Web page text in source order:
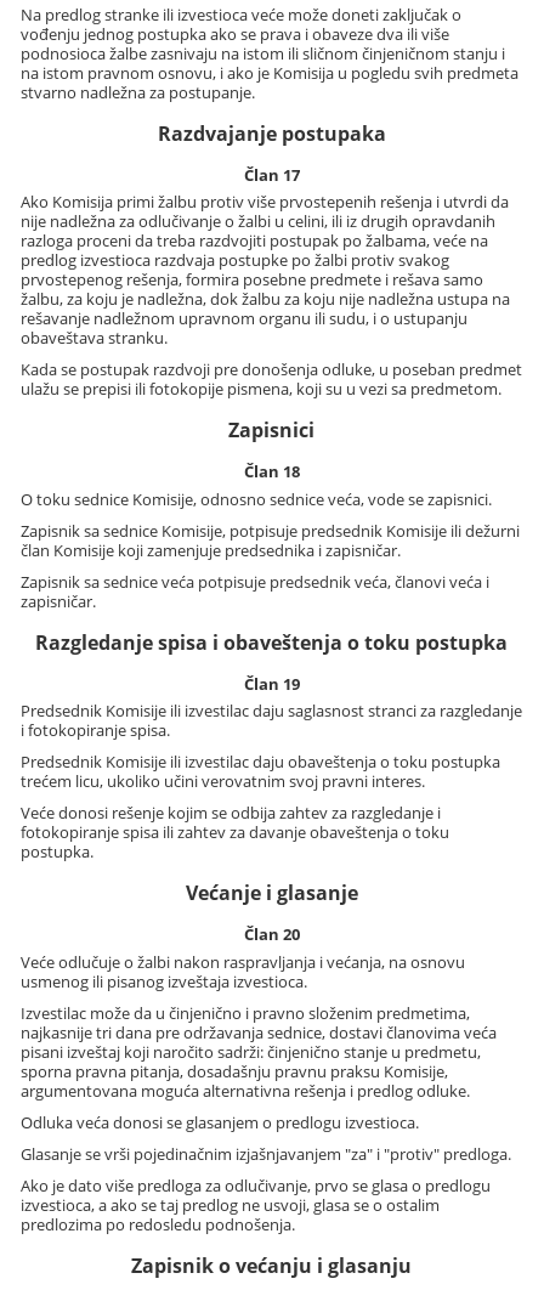
Na predlog stranke ili izvestioca veće može doneti zaključak o
vođenju jednog postupka ako se prava i obaveze dva ili više
podnosioca žalbe zasnivaju na istom ili sličnom činjeničnom stanju i
na istom pravnom osnovu, i ako je Komisija u pogledu svih predmeta
stvarno nadležna za postupanje.
Razdvajanje postupaka
Član 17
Ako Komisija primi žalbu protiv više prvostepenih rešenja i utvrdi da
nije nadležna za odlučivanje o žalbi u celini, ili iz drugih opravdanih
razloga proceni da treba razdvojiti postupak po žalbama, veće na
predlog izvestioca razdvaja postupke po žalbi protiv svakog
prvostepenog rešenja, formira posebne predmete i rešava samo
žalbu, za koju je nadležna, dok žalbu za koju nije nadležna ustupa na
rešavanje nadležnom upravnom organu ili sudu, i o ustupanju
obaveštava stranku.
Kada se postupak razdvoji pre donošenja odluke, u poseban predmet
ulažu se prepisi ili fotokopije pismena, koji su u vezi sa predmetom.
Zapisnici
Član 18
O toku sednice Komisije, odnosno sednice veća, vode se zapisnici.
Zapisnik sa sednice Komisije, potpisuje predsednik Komisije ili dežurni
član Komisije koji zamenjuje predsednika i zapisničar.
Zapisnik sa sednice veća potpisuje predsednik veća, članovi veća i
zapisničar.
Razgledanje spisa i obaveštenja o toku postupka
Član 19
Predsednik Komisije ili izvestilac daju saglasnost stranci za razgledanje
i fotokopiranje spisa.
Predsednik Komisije ili izvestilac daju obaveštenja o toku postupka
trećem licu, ukoliko učini verovatnim svoj pravni interes.
Veće donosi rešenje kojim se odbija zahtev za razgledanje i
fotokopiranje spisa ili zahtev za davanje obaveštenja o toku
postupka.
Većanje i glasanje
Član 20
Veće odlučuje o žalbi nakon raspravljanja i većanja, na osnovu
usmenog ili pisanog izveštaja izvestioca.
Izvestilac može da u činjenično i pravno složenim predmetima,
najkasnije tri dana pre održavanja sednice, dostavi članovima veća
pisani izveštaj koji naročito sadrži: činjenično stanje u predmetu,
sporna pravna pitanja, dosadašnju pravnu praksu Komisije,
argumentovana moguća alternativna rešenja i predlog odluke.
Odluka veća donosi se glasanjem o predlogu izvestioca.
Glasanje se vrši pojedinačnim izjašnjavanjem "za" i "protiv" predloga.
Ako je dato više predloga za odlučivanje, prvo se glasa o predlogu
izvestioca, a ako se taj predlog ne usvoji, glasa se o ostalim
predlozima po redosledu podnošenja.
Zapisnik o većanju i glasanju